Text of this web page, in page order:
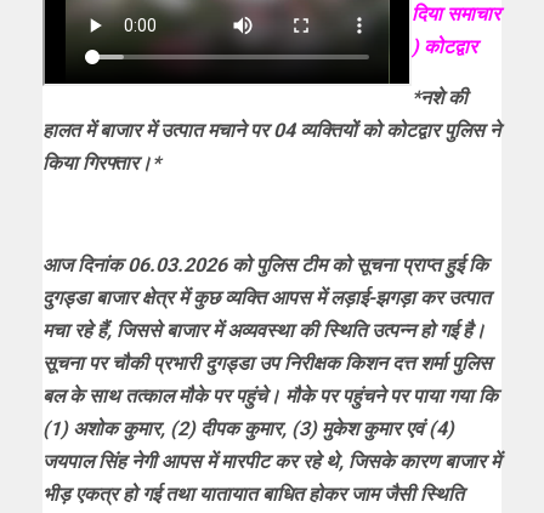
दिया समाचार
) कोटद्वार
*नशे की
हालत में बाजार में उत्पात मचाने पर 04 व्यक्तियों को कोटद्वार पुलिस ने
किया गिरफ्तार।*
आज दिनांक 06.03.2026 को पुलिस टीम को सूचना प्राप्त हुई कि
दुगड्डा बाजार क्षेत्र में कुछ व्यक्ति आपस में लड़ाई-झगड़ा कर उत्पात
मचा रहे हैं, जिससे बाजार में अव्यवस्था की स्थिति उत्पन्न हो गई है।
सूचना पर चौकी प्रभारी दुगड्डा उप निरीक्षक किशन दत्त शर्मा पुलिस
बल के साथ तत्काल मौके पर पहुंचे। मौके पर पहुंचने पर पाया गया कि
(1) अशोक कुमार, (2) दीपक कुमार, (3) मुकेश कुमार एवं (4)
जयपाल सिंह नेगी आपस में मारपीट कर रहे थे, जिसके कारण बाजार में
भीड़ एकत्र हो गई तथा यातायात बाधित होकर जाम जैसी स्थिति